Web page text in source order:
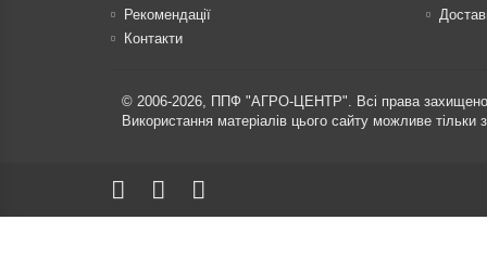
Рекомендації
Контакти
© 2006-2026, ППФ "АГРО-ЦЕНТР". Всі права
Використання матеріалів цього сайту можливе